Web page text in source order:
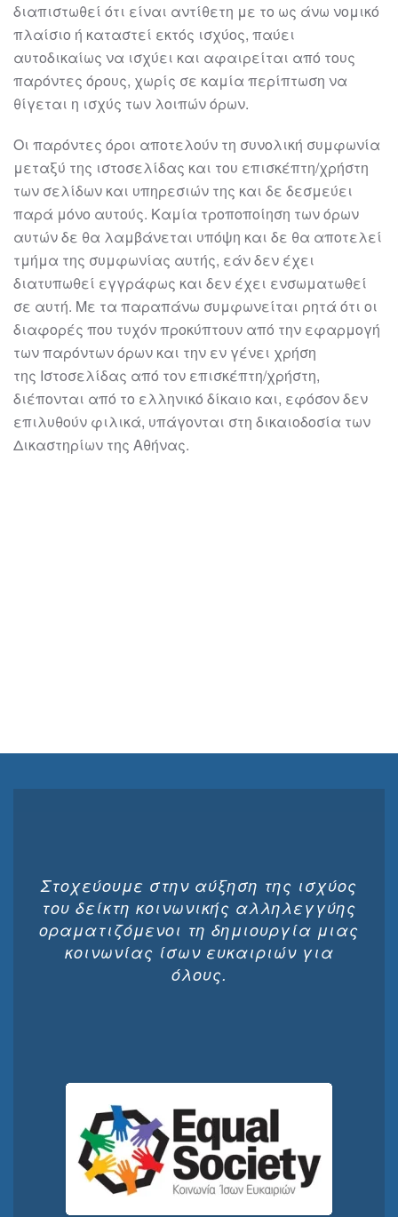
διαπιστωθεί ότι είναι αντίθετη με το ως άνω νομικό
πλαίσιο ή καταστεί εκτός ισχύος, παύει
αυτοδικαίως να ισχύει και αφαιρείται από τους
παρόντες όρους, χωρίς σε καμία περίπτωση να
θίγεται η ισχύς των λοιπών όρων.
Οι παρόντες όροι αποτελούν τη συνολική συμφωνία
μεταξύ της ιστοσελίδας και του επισκέπτη/χρήστη
των σελίδων και υπηρεσιών της και δε δεσμεύει
παρά μόνο αυτούς. Καμία τροποποίηση των όρων
αυτών δε θα λαμβάνεται υπόψη και δε θα αποτελεί
τμήμα της συμφωνίας αυτής, εάν δεν έχει
διατυπωθεί εγγράφως και δεν έχει ενσωματωθεί
σε αυτή. Με τα παραπάνω συμφωνείται ρητά ότι οι
διαφορές που τυχόν προκύπτουν από την εφαρμογή
των παρόντων όρων και την εν γένει χρήση
της Ιστοσελίδας από τον επισκέπτη/χρήστη,
διέπονται από το ελληνικό δίκαιο και, εφόσον δεν
επιλυθούν φιλικά, υπάγονται στη δικαιοδοσία των
Δικαστηρίων της Αθήνας.
Στοχεύουμε στην αύξηση της ισχύος
του δείκτη κοινωνικής αλληλεγγύης
οραματιζόμενοι τη δημιουργία μιας
κοινωνίας ίσων ευκαιριών για
όλους.